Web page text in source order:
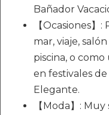
Bañador
【Ocasiones
mar, viaje,
piscina, o
en festivales
Elegante.
【Moda】: